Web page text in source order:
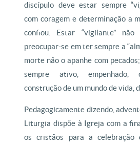
discípulo deve estar sempre
com coragem e determinação a
confiou. Estar “vigilante” não
preocupar-se em ter sempre a
morte não o apanhe com
sempre ativo, empenhado,
construção de um mundo de vida,
Pedagogicamente dizendo,
Liturgia dispõe à Igreja com a
os cristãos para a celebração